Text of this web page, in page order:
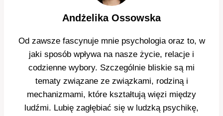
Andżelika Ossowska
Od zawsze fascynuje mnie psychologia oraz to, w
jaki sposób wpływa na nasze życie, relacje i
codzienne wybory. Szczególnie bliskie są mi
tematy związane ze związkami, rodziną i
mechanizmami, które kształtują więzi między
ludźmi. Lubię zagłębiać się w ludzką psychikę,